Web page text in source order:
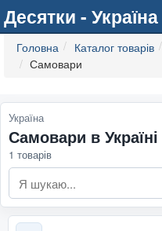
Десятки - Україна
Головна Каталог товарів
Самовари
Україна
Самовари в Україні
1 товарів